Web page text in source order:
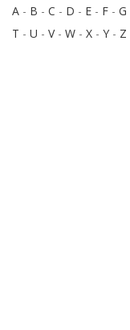
A - B - C - D - E - F - G
T - U - V- W - X - Y - Z